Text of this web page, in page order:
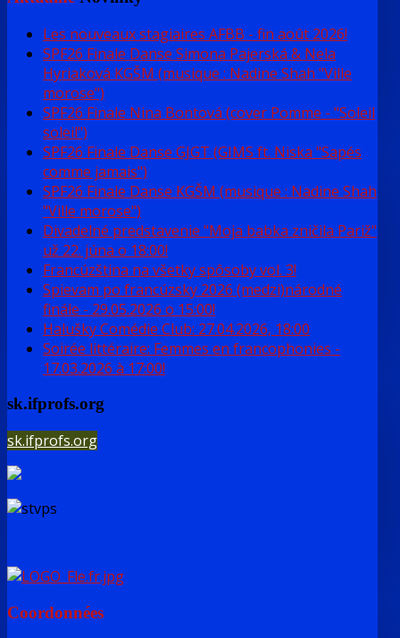
Les nouveaux stagiaires AFBB - fin août 2026!
SPF26 Finale Danse Simona Pajerská & Nela
Hyriaková KGŠM (musique : Nadine Shah "Ville
morose")
SPF26 Finale Nina Bontová (cover Pomme - "Soleil
soleil")
SPF26 Finale Danse GJGT (GIMS ft. Niska "Sapés
comme jamais")
SPF26 Finale Danse KGŠM (musique : Nadine Shah
"Ville morose")
Divadelné predstavenie "Moja babka zničila Pariž"
už 22. júna o 18:00!
Francúzština na všetky spôsoby vol. 3!
Spievam po francúzsky 2026 (medzi)národné
finále - 29.05.2026 o 15:00!
Halušky Comédie Club: 27.04.2026, 18:00
Soirée littéraire: Femmes en francophonies -
17.03.2026 à 17:00!
sk.ifprofs.org
sk.ifprofs.org
Coordonnées